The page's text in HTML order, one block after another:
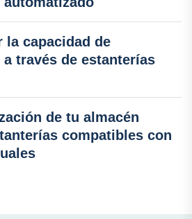
la capacidad de
través de estanterías
de tu almacén
compatibles con